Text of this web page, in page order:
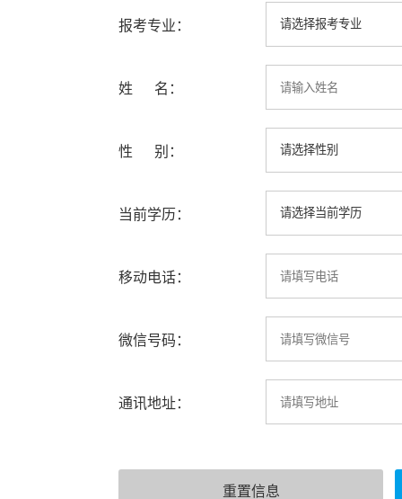
报考专业：
姓 名：
性 别：
当前学历：
移动电话：
微信号码：
通讯地址：